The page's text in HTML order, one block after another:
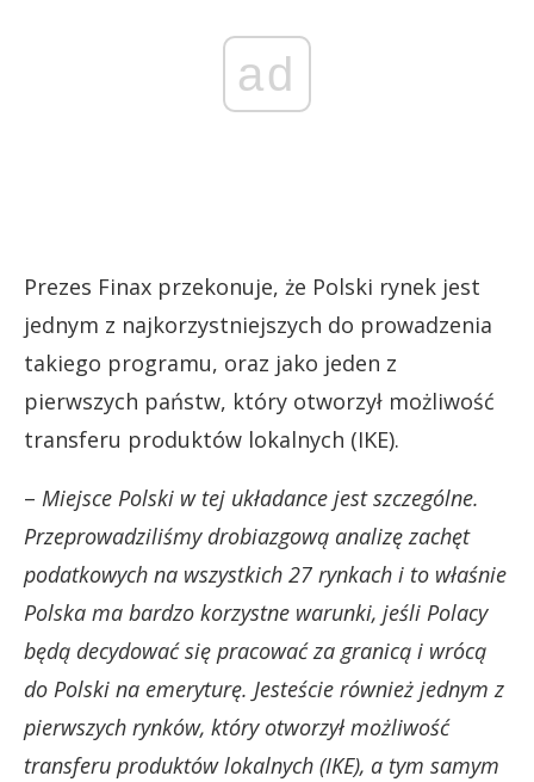
ad
Prezes Finax przekonuje, że Polski rynek jest
jednym z najkorzystniejszych do prowadzenia
takiego programu, oraz jako jeden z
pierwszych państw, który otworzył możliwość
transferu produktów lokalnych (IKE).
– Miejsce Polski w tej układance jest szczególne.
Przeprowadziliśmy drobiazgową analizę zachęt
podatkowych na wszystkich 27 rynkach i to właśnie
Polska ma bardzo korzystne warunki, jeśli Polacy
będą decydować się pracować za granicą i wrócą
do Polski na emeryturę. Jesteście również jednym z
pierwszych rynków, który otworzył możliwość
transferu produktów lokalnych (IKE), a tym samym